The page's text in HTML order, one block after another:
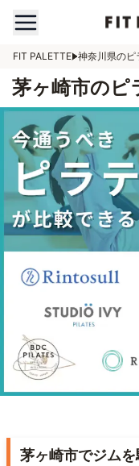
FIT PALETTE 神奈川県のピ
茅ヶ崎市のピ
茅ヶ崎市でジム